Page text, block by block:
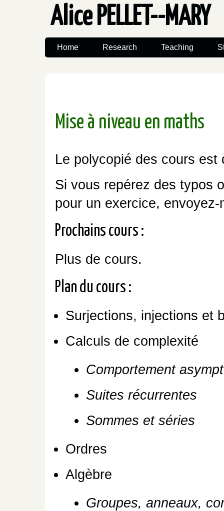
Alice PELLET--MARY
Home Research Teaching
Mise à niveau en maths
Le polycopié des cours
Si vous repérez des typos
pour un exercice, envoyez-
Prochains cours :
Plus de cours.
Plan du cours :
Surjections, injections et
Calculs de complexité
Comportement
Suites récurrentes
Sommes et séries
Ordres
Algèbre
Groupes, anneaux,